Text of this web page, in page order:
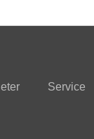
Service